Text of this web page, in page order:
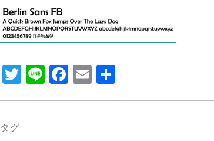
tt
er
e
e
b
o
o
k
T
Li
F
E
タグ